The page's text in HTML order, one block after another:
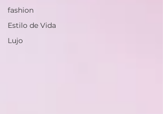
fashion
Estilo de Vida
Lujo